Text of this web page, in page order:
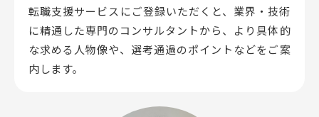
転職支援サービスにご登録いただくと、業界・技術
に精通した専門のコンサルタントから、 より具体的
な求める人物像や、選考通過のポイントなどをご案
内します。